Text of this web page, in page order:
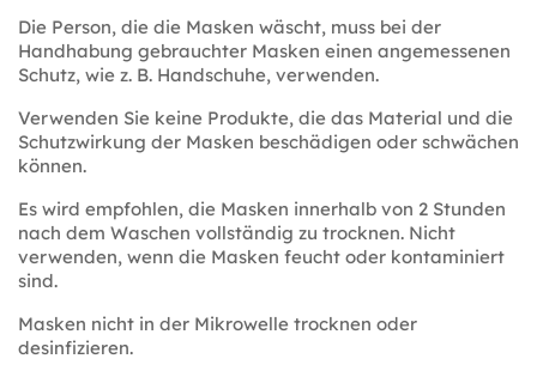
Die Person, die die Masken wäscht, muss bei der
Handhabung gebrauchter Masken einen angemessenen
Schutz, wie z. B. Handschuhe, verwenden.
Verwenden Sie keine Produkte, die das Material und die
Schutzwirkung der Masken beschädigen oder schwächen
können.
Es wird empfohlen, die Masken innerhalb von 2 Stunden
nach dem Waschen vollständig zu trocknen. Nicht
verwenden, wenn die Masken feucht oder kontaminiert
sind.
Masken nicht in der Mikrowelle trocknen oder
desinfizieren.